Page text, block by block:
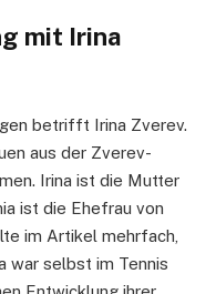
mit Irina
betrifft Irina Zverev.
aus der Zverev-
Irina ist die Mutter
ist die Ehefrau von
im Artikel mehrfach,
war selbst im Tennis